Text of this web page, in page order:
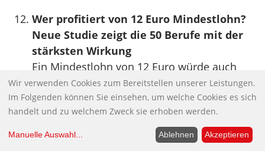
Wer profitiert von 12 Euro Mindestlohn?
Neue Studie zeigt die 50 Berufe mit der
stärksten Wirkung
Ein Mindestlohn von 12 Euro würde auch
jenseits von Branchen mit traditionell vielen
Niedriglohnbeschäftigten wie dem
Gastgewerbe oder dem Einzelhandel eine
breite Wirkung entfalten. Mehr Geld für ihre
Arbeit könnten etwa auch Beschäftigte in
Wir verwenden Cookies zum Bereitstellen unserer Leistungen.
Im Folgenden können Sie einsehen, um welche Cookies es sich
handelt und zu welchem Zweck sie erhoben werden.
Manuelle Auswahl... Ablehnen Akzeptieren